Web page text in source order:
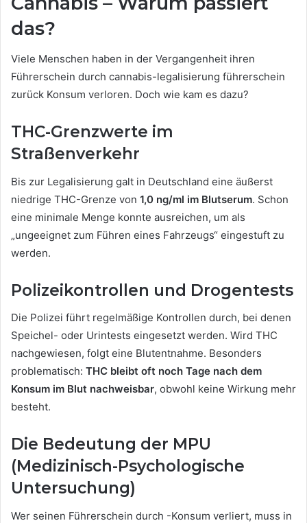
das?
Viele Menschen haben in der Vergangenheit ihren
Führerschein durch cannabis-legalisierung führerschein
zurück Konsum verloren. Doch wie kam es dazu?
THC-Grenzwerte im
Straßenverkehr
Bis zur Legalisierung galt in Deutschland eine äußerst
niedrige THC-Grenze von 1,0 ng/ml im Blutserum. Schon
eine minimale Menge konnte ausreichen, um als
„ungeeignet zum Führen eines Fahrzeugs“ eingestuft zu
werden.
Polizeikontrollen und Drogentests
Die Polizei führt regelmäßige Kontrollen durch, bei denen
Speichel- oder Urintests eingesetzt werden. Wird THC
nachgewiesen, folgt eine Blutentnahme. Besonders
problematisch: THC bleibt oft noch Tage nach dem
Konsum im Blut nachweisbar, obwohl keine Wirkung mehr
besteht.
Die Bedeutung der MPU
(Medizinisch-Psychologische
Untersuchung)
Wer seinen Führerschein durch -Konsum verliert, muss in